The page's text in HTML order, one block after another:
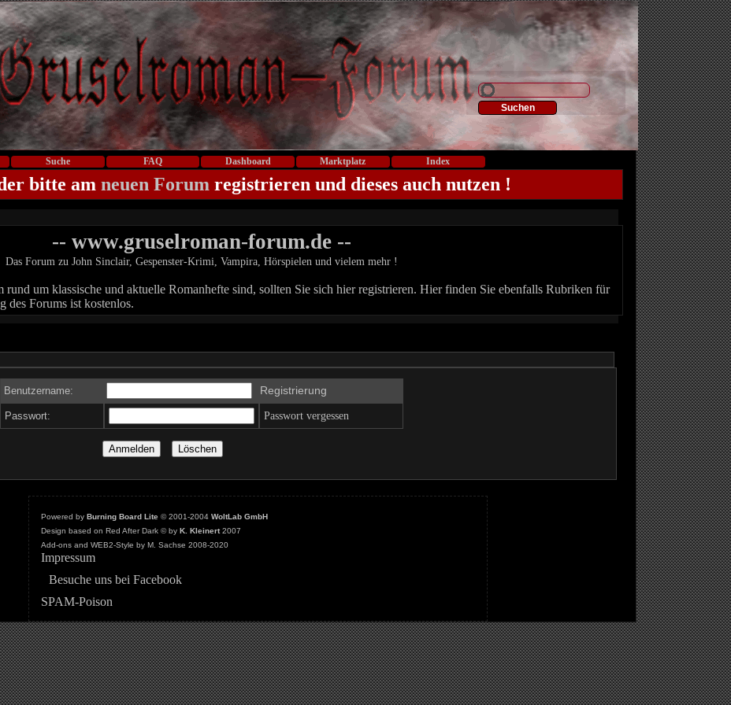
Suche FAQ Dashboard Marktplatz Index
bitte am neuen Forum registrieren und dieses auch nutzen !
-- www.gruselroman-forum.de --
Das Forum zu John Sinclair, Gespenster-Krimi, Vampira, Hörspielen und vielem mehr !
rund um klassische und aktuelle Romanhefte sind, sollten Sie sich hier registrieren. Hier finden Sie ebenfalls Rubriken für
des Forums ist kostenlos.
Benutzername: Registrierung
Passwort: Passwort vergessen
Powered by Burning Board Lite© 2001-2004 WoltLab GmbH
Design based on Red After Dark © by K. Kleinert2007
Add-ons and WEB2-Style by M. Sachse 2008-2020
Impressum
Besuche uns bei Facebook
SPAM-Poison